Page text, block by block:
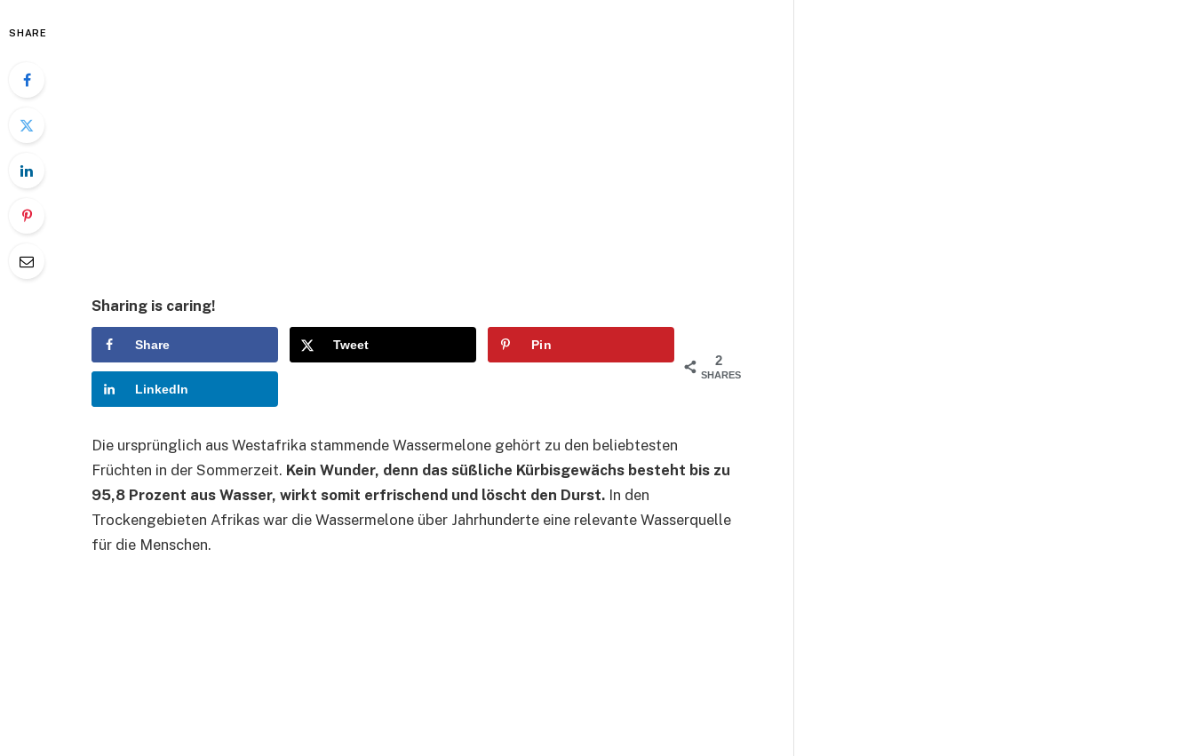
SHARE
Sharing is caring!
2
SHARES
Share Tweet Pin
LinkedIn
Die ursprünglich aus Westafrika stammende Wassermelone gehört zu den beliebtesten
Früchten in der Sommerzeit. Kein Wunder, denn das süßliche Kürbisgewächs besteht bis zu
95,8 Prozent aus Wasser, wirkt somit erfrischend und löscht den Durst. In den
Trockengebieten Afrikas war die Wassermelone über Jahrhunderte eine relevante Wasserquelle
für die Menschen.